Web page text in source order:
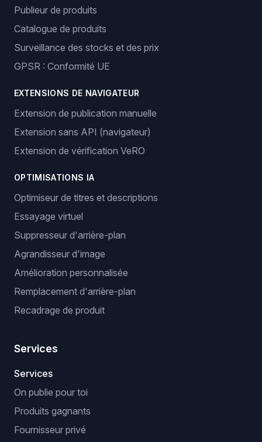
Publieur de produits
Catalogue de produits
Surveillance des stocks et des prix
GPSR : Conformité UE
EXTENSIONS DE NAVIGATEUR
Extension de publication manuelle
Extension sans API (navigateur)
Extension de vérification VeRO
OPTIMISATIONS IA
Optimiseur de titres et descriptions
Essayage virtuel
Suppresseur d'arrière-plan
Agrandisseur d'image
Amélioration personnalisée
Remplacement d'arrière-plan
Recadrage de produit
Services
Services
On publie pour toi
Produits gagnants
Fournisseur privé